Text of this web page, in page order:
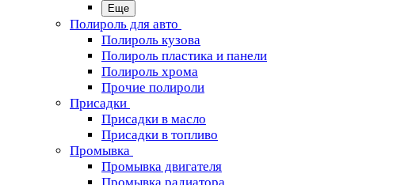
Еще
Полироль для авто
Полироль кузова
Полироль пластика и панели
Полироль хрома
Прочие полироли
Присадки
Присадки в масло
Присадки в топливо
Промывка
Промывка двигателя